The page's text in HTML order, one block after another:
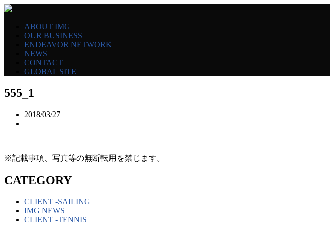
ABOUT IMG
OUR BUSINESS
ENDEAVOR NETWORK
NEWS
CONTACT
GLOBAL SITE
555_1
2018/03/27
※記載事項、写真等の無断転用を禁じます。
CATEGORY
CLIENT -SAILING
IMG NEWS
CLIENT -TENNIS